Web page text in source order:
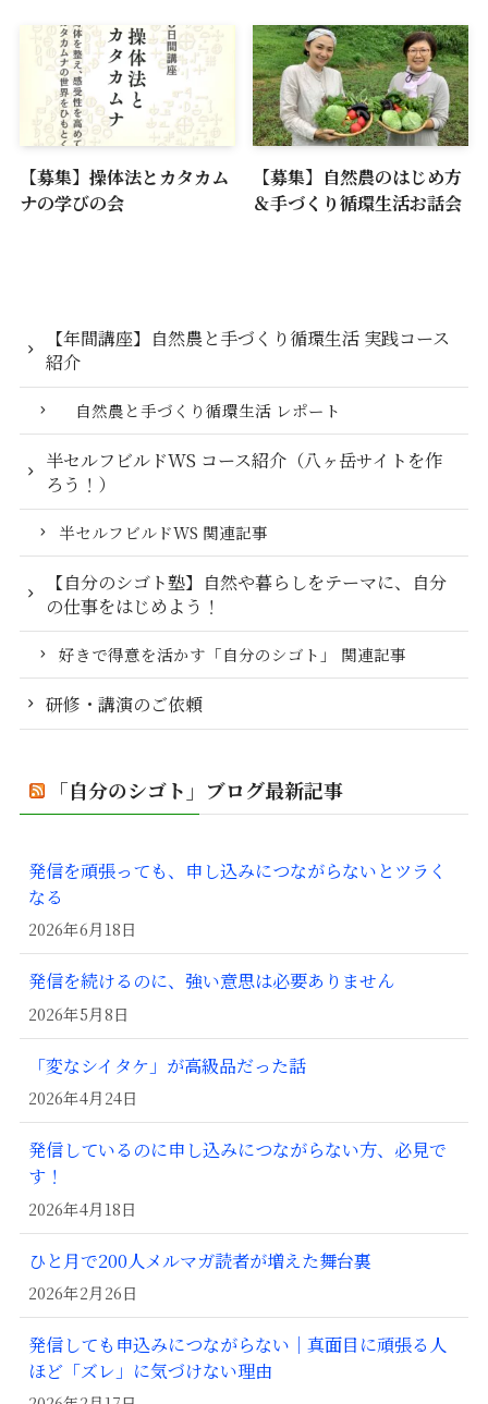
【募集】操体法とカタカム
ナの学びの会
【募集】自然農のはじめ方
＆手づくり循環生活お話会
【年間講座】自然農と手づくり循環生活 実践コース
紹介
自然農と手づくり循環生活 レポート
半セルフビルドWS コース紹介（八ヶ岳サイトを作
ろう！）
半セルフビルドWS 関連記事
【自分のシゴト塾】自然や暮らしをテーマに、自分
の仕事をはじめよう！
好きで得意を活かす「自分のシゴト」 関連記事
研修・講演のご依頼
「自分のシゴト」ブログ最新記事
発信を頑張っても、申し込みにつながらないとツラく
なる
2026年6月18日
発信を続けるのに、強い意思は必要ありません
2026年5月8日
「変なシイタケ」が高級品だった話
2026年4月24日
発信しているのに申し込みにつながらない方、必見で
す！
2026年4月18日
ひと月で200人メルマガ読者が増えた舞台裏
2026年2月26日
発信しても申込みにつながらない｜真面目に頑張る人
ほど「ズレ」に気づけない理由